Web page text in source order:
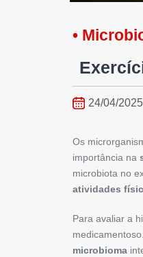
•
24/04/2025
Os
importância na
microbiota no
atividades
Para avaliar a
microbioma